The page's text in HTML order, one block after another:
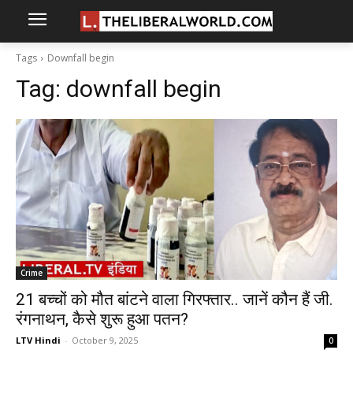
Tags Downfall begin
Tag: downfall begin
Crime
21 बच्चों को मौत बांटने वाला गिरफ्तार.. जानें कौन हैं जी.
रंगनाथन, कैसे शुरू हुआ पतन?
LTV Hindi - October 9, 2025 0